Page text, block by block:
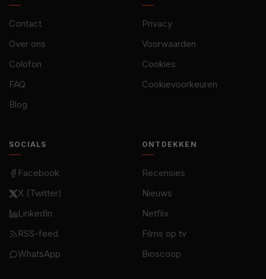
Contact
Over ons
Colofon
FAQ
Blog
Privacy
Voorwaarden
Cookies
Cookievoorkeuren
SOCIALS
Facebook
X (Twitter)
LinkedIn
RSS-feed
WhatsApp
ONTDEKKEN
Recensies
Nieuws
Netflix
Films op tv
Bioscoop